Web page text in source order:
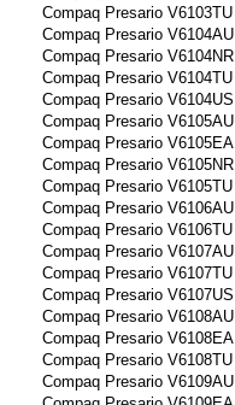
Compaq Presario V6103TU
Compaq Presario V6104AU
Compaq Presario V6104NR
Compaq Presario V6104TU
Compaq Presario V6104US
Compaq Presario V6105AU
Compaq Presario V6105EA
Compaq Presario V6105NR
Compaq Presario V6105TU
Compaq Presario V6106AU
Compaq Presario V6106TU
Compaq Presario V6107AU
Compaq Presario V6107TU
Compaq Presario V6107US
Compaq Presario V6108AU
Compaq Presario V6108EA
Compaq Presario V6108TU
Compaq Presario V6109AU